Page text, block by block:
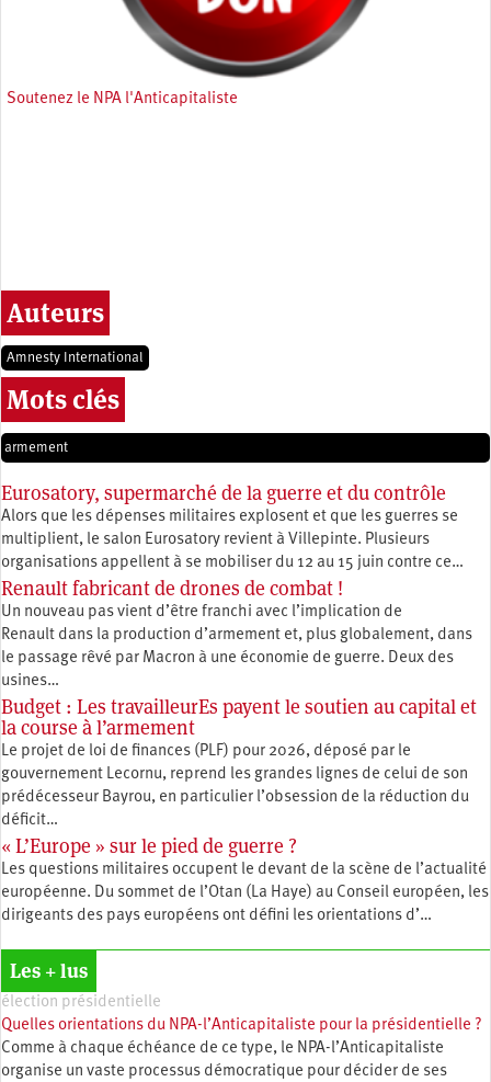
Soutenez le NPA l'Anticapitaliste
Auteurs
Amnesty International
Mots clés
armement
Eurosatory, supermarché de la guerre et du contrôle
Alors que les dépenses militaires explosent et que les guerres se
multiplient, le salon Eurosatory revient à Villepinte. Plusieurs
organisations appellent à se mobiliser du 12 au 15 juin contre ce…
Renault fabricant de drones de combat !
Un nouveau pas vient d’être franchi avec l’implication de
Renault dans la production d’armement et, plus globalement, dans
le passage rêvé par Macron à une économie de guerre. Deux des
usines…
Budget : Les travailleurEs payent le soutien au capital et
la course à l’armement
Le projet de loi de finances (PLF) pour 2026, déposé par le
gouvernement Lecornu, reprend les grandes lignes de celui de son
prédécesseur Bayrou, en particulier l’obsession de la réduction du
déficit…
« L’Europe » sur le pied de guerre ?
Les questions militaires occupent le devant de la scène de l’actualité
européenne. Du sommet de l’Otan (La Haye) au Conseil européen, les
dirigeants des pays européens ont défini les orientations d’…
Les + lus
élection présidentielle
Quelles orientations du NPA-l’Anticapitaliste pour la présidentielle ?
Comme à chaque échéance de ce type, le NPA-l’Anticapitaliste
organise un vaste processus démocratique pour décider de ses